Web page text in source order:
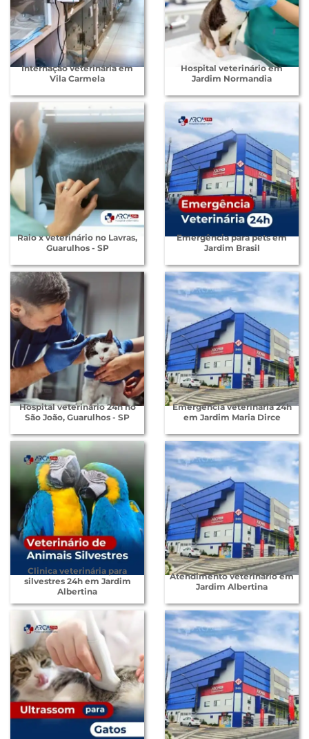
Internação veterinária em
Vila Carmela
Hospital veterinário em
Jardim Normandia
Raio x veterinário no Lavras,
Guarulhos - SP
Emergência para pets em
Jardim Brasil
Hospital veterinário 24h no
São João, Guarulhos - SP
Emergencia veterinaria 24h
em Jardim Maria Dirce
Clinica veterinária para
silvestres 24h em Jardim
Albertina
Atendimento veterinário em
Jardim Albertina